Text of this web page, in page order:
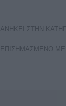
ΑΝΗΚΕΙ ΣΤΗΝ
ΕΠΙΣΗΜΑΣΜΕΝΟ ΜΕ: